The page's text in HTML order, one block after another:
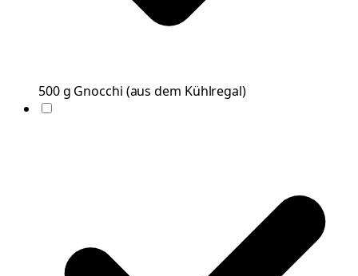
500g Gnocchi (aus dem Kühlregal)